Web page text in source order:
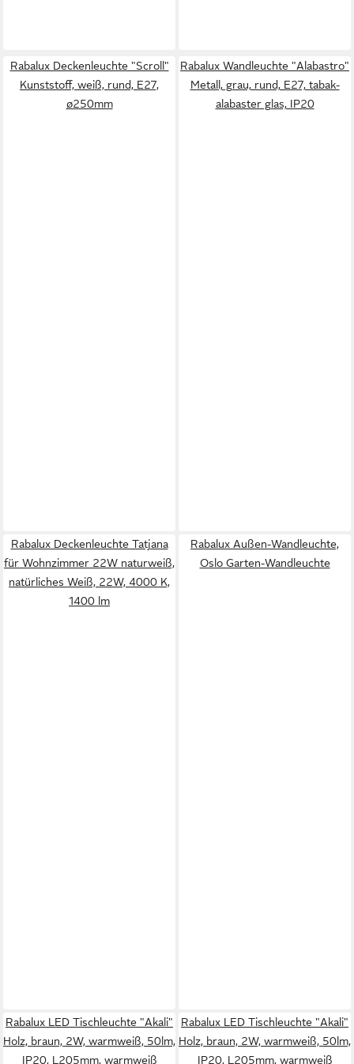
Rabalux Deckenleuchte "Scroll"
Kunststoff, weiß, rund, E27,
ø250mm
Rabalux Wandleuchte "Alabastro"
Metall, grau, rund, E27, tabak-
alabaster glas, IP20
Rabalux Deckenleuchte Tatjana
für Wohnzimmer 22W naturweiß,
natürliches Weiß, 22W, 4000 K,
1400 lm
Rabalux Außen-Wandleuchte,
Oslo Garten-Wandleuchte
Rabalux LED Tischleuchte "Akali"
Holz, braun, 2W, warmweiß, 50lm,
IP20, L205mm, warmweiß
Rabalux LED Tischleuchte "Akali"
Holz, braun, 2W, warmweiß, 50lm,
IP20, L205mm, warmweiß